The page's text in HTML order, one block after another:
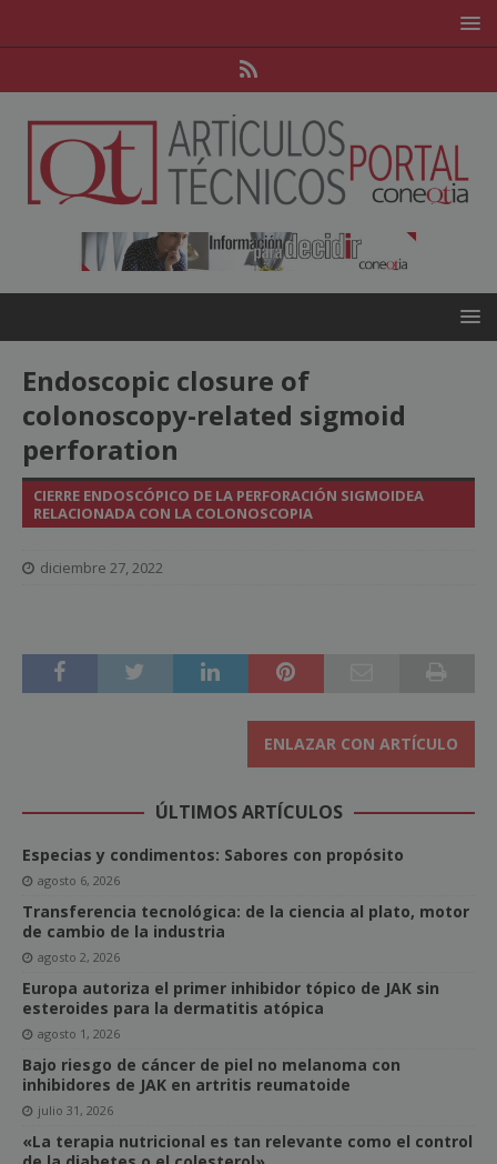
Endoscopic closure of
colonoscopy-related sigmoid
perforation
CIERRE ENDOSCÓPICO DE LA PERFORACIÓN SIGMOIDEA
RELACIONADA CON LA COLONOSCOPIA
diciembre 27, 2022
ENLAZAR CON ARTÍCULO
ÚLTIMOS ARTÍCULOS
Especias y condimentos: Sabores con propósito
agosto 6, 2026
Transferencia tecnológica: de la ciencia al plato, motor
de cambio de la industria
agosto 2, 2026
Europa autoriza el primer inhibidor tópico de JAK sin
esteroides para la dermatitis atópica
agosto 1, 2026
Bajo riesgo de cáncer de piel no melanoma con
inhibidores de JAK en artritis reumatoide
julio 31, 2026
«La terapia nutricional es tan relevante como el control